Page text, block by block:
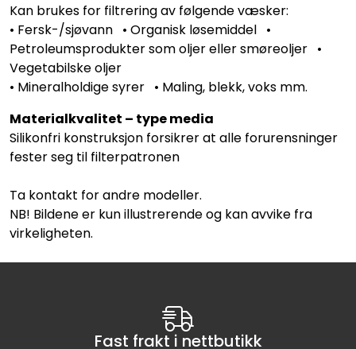
Kan brukes for filtrering av følgende væsker:
• Fersk-/sjøvann • Organisk løsemiddel •
Petroleumsprodukter som oljer eller smøreoljer •
Vegetabilske oljer
• Mineralholdige syrer • Maling, blekk, voks mm.
Materialkvalitet – type media
Silikonfri konstruksjon forsikrer at alle forurensninger
fester seg til filterpatronen
Ta kontakt for andre modeller.
NB! Bildene er kun illustrerende og kan avvike fra
virkeligheten.
Fast frakt i nettbutikk